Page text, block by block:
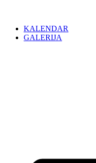
KALENDAR
GALERIJA